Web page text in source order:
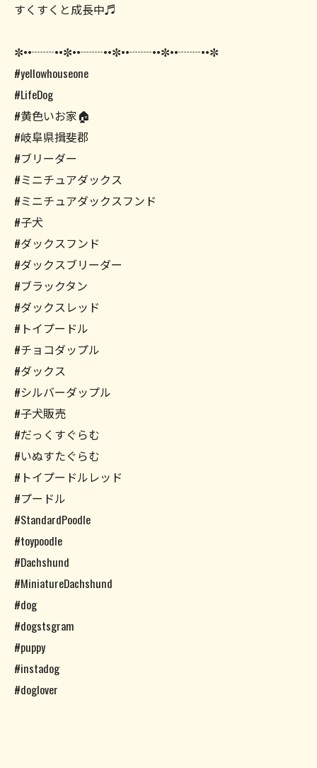
すくすくと成長中♬
✼••┈┈••✼••┈┈••✼••┈┈••✼••┈┈••✼
#yellowhouseone
#LifeDog
#黄色いお家🏠
#岐阜県揖斐郡
#ブリーダー
#ミニチュアダックス
#ミニチュアダックスフンド
#子犬
#ダックスフンド
#ダックスブリーダー
#ブラックタン
#ダックスレッド
#トイプードル
#チョコダップル
#ダックス
#シルバーダップル
#子犬販売
#だっくすぐらむ
#いぬすたぐらむ
#トイプードルレッド
#プードル
#StandardPoodle
#toypoodle
#Dachshund
#MiniatureDachshund
#dog
#dogstsgram
#puppy
#instadog
#doglover